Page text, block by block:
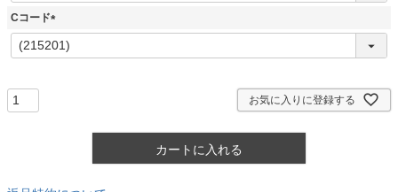
Cコード
(
必
お気に入りに登録する
カートに入れる